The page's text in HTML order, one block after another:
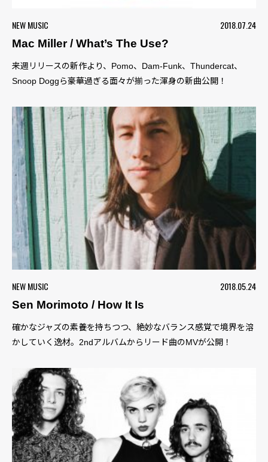
NEW MUSIC
2018.07.24
Mac Miller / What’s The Use?
来週リリースの新作より、Pomo、Dam-Funk、Thundercat、
Snoop Doggら豪華過ぎる面々が揃った渾身の新曲公開！
NEW MUSIC
2018.05.24
Sen Morimoto / How It Is
確かなジャズの素養を持ちつつ、絶妙なバランス感覚で境界を溶
かしていく逸材。2ndアルバムからリード曲のMVが公開！